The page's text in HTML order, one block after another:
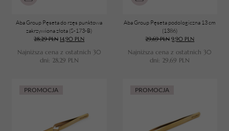
Aba Group Pęseta do rzęs punktowa
zakrzywiona złota (S-173-B)
28,29PLN 14,90 PLN
Najniższa cena z ostatnich 30
dni: 28,29 PLN
Aba Group Pęseta podologiczna 13 cm
(1386)
29,69PLN 9,90 PLN
Najniższa cena z ostatnich 30
dni: 29,69 PLN
PROMOCJA PROMOCJA